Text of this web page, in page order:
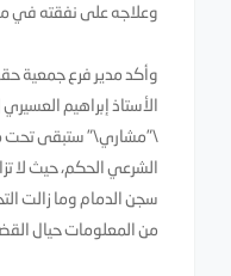
وعلاجه على نفقته في
وأكد مدير فرع جمعية
الأستاذ إبراهيم
\"مشاري\" ستبقى تحت
الشرعي الحكم، حيث لا
سجن الدمام وما زالت
من المعلومات حيال